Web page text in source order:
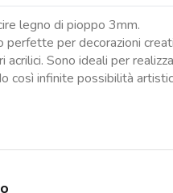
legno di pioppo 3mm.
perfette per decorazioni
acrilici. Sono ideali per
così infinite possibilità